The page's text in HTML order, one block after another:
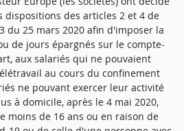
dispositions des articles 2 et 4 de
du 25 mars 2020 afin d'imposer la
de jours épargnés sur le compte-
aux salariés qui ne pouvaient
au cours du confinement
ne pouvant exercer leur activité
à domicile, après le 4 mai 2020,
moins de 16 ans ou en raison de